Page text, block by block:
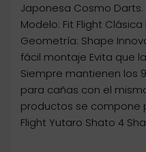
Japonesa Cosmo
Modelo: Fit Flight
Geometría: Shape
fácil montaje Evita que
Siempre mantienen los
para cañas con el
productos se compone
Flight Yutaro Shato 4